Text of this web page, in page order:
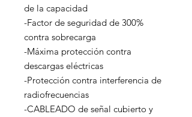
de la capacidad
-Factor de seguridad de 300%
contra sobrecarga
-Máxima protección contra
descargas eléctricas
-Protección contra interferencia de
radiofrecuencias
-CABLEADO de señal cubierto y